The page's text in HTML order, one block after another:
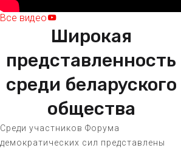
Все видео
Широкая
представленность
среди беларуского
общества
Среди участников Форума
демократических сил представлены